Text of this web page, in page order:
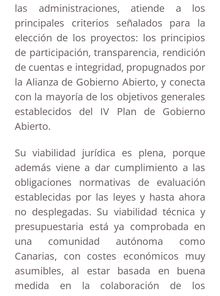
las administraciones, atiende a los
principales criterios señalados para la
elección de los proyectos: los principios
de participación, transparencia, rendición
de cuentas e integridad, propugnados por
la Alianza de Gobierno Abierto, y conecta
con la mayoría de los objetivos generales
establecidos del IV Plan de Gobierno
Abierto.
Su viabilidad jurídica es plena, porque
además viene a dar cumplimiento a las
obligaciones normativas de evaluación
establecidas por las leyes y hasta ahora
no desplegadas. Su viabilidad técnica y
presupuestaria está ya comprobada en
una comunidad autónoma como
Canarias, con costes económicos muy
asumibles, al estar basada en buena
medida en la colaboración de los